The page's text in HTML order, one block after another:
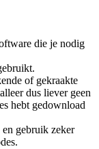
die je nodig
of gekraakte
dus liever geen
hebt gedownload
gebruik zeker